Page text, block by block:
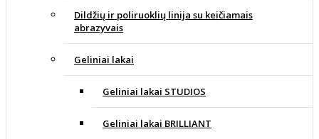
Dildžių ir poliruoklių linija su keičiamais
abrazyvais
Geliniai lakai
Geliniai lakai STUDIOS
Geliniai lakai BRILLIANT